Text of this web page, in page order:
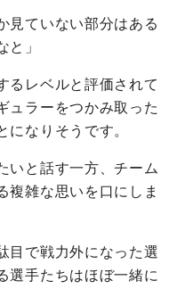
ていない部分はある
と」
レベルと評価されて
ュラーをつかみ取った
になりそうです。
と話す一方、チーム
複雑な思いを口にしま
目で戦力外になった選
選手たちはほぼ一緒に